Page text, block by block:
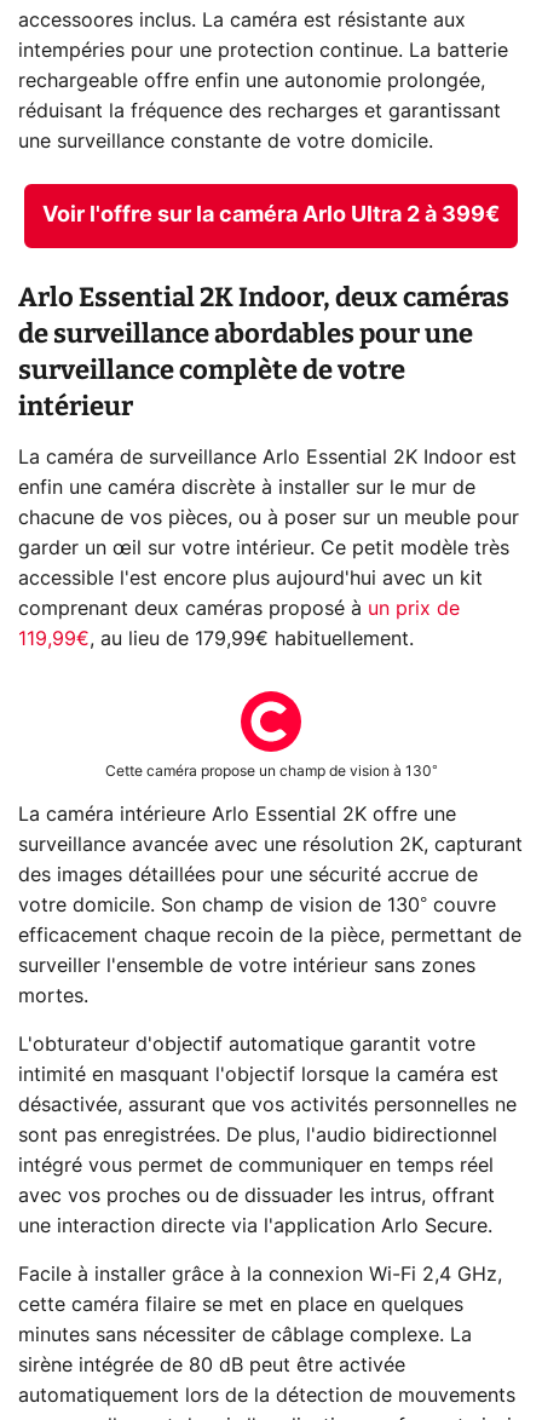
accessoores inclus. La caméra est résistante aux
intempéries pour une protection continue. La batterie
rechargeable offre enfin une autonomie prolongée,
réduisant la fréquence des recharges et garantissant
une surveillance constante de votre domicile.
Voir l'offre sur la caméra Arlo Ultra 2 à 399€
Arlo Essential 2K Indoor, deux caméras
de surveillance abordables pour une
surveillance complète de votre
intérieur
La caméra de surveillance Arlo Essential 2K Indoor est
enfin une caméra discrète à installer sur le mur de
chacune de vos pièces, ou à poser sur un meuble pour
garder un œil sur votre intérieur. Ce petit modèle très
accessible l'est encore plus aujourd'hui avec un kit
comprenant deux caméras proposé à un prix de
119,99€, au lieu de 179,99€ habituellement.
Cette caméra propose un champ de vision à 130°
La caméra intérieure Arlo Essential 2K offre une
surveillance avancée avec une résolution 2K, capturant
des images détaillées pour une sécurité accrue de
votre domicile. Son champ de vision de 130° couvre
efficacement chaque recoin de la pièce, permettant de
surveiller l'ensemble de votre intérieur sans zones
mortes.
L'obturateur d'objectif automatique garantit votre
intimité en masquant l'objectif lorsque la caméra est
désactivée, assurant que vos activités personnelles ne
sont pas enregistrées. De plus, l'audio bidirectionnel
intégré vous permet de communiquer en temps réel
avec vos proches ou de dissuader les intrus, offrant
une interaction directe via l'application Arlo Secure.
Facile à installer grâce à la connexion Wi-Fi 2,4 GHz,
cette caméra filaire se met en place en quelques
minutes sans nécessiter de câblage complexe. La
sirène intégrée de 80 dB peut être activée
automatiquement lors de la détection de mouvements